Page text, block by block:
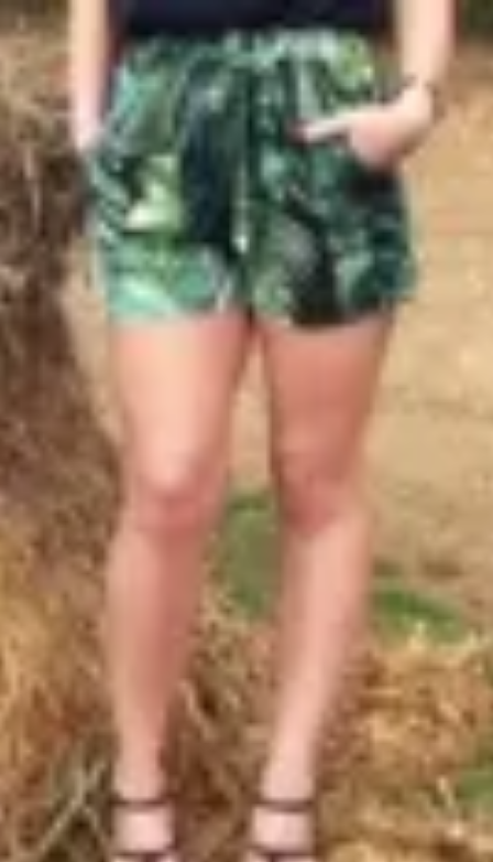
Profitez d'un essai 24h pour seulement 2€ !
Découvrir !
Basculer
la
navigation
CONTRIBUTION À PROPOS
Elle se détend nue dans l'eau ! 2 635 vues